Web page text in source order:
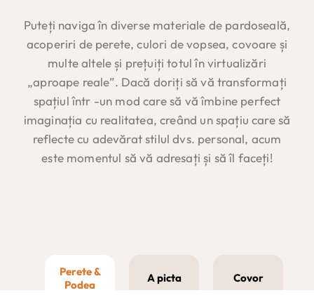
Puteți naviga în diverse materiale de pardoseală,
acoperiri de perete, culori de vopsea, covoare și
multe altele și prețuiți totul în virtualizări
„aproape reale”. Dacă doriți să vă transformați
spațiul într -un mod care să vă îmbine perfect
imaginația cu realitatea, creând un spațiu care să
reflecte cu adevărat stilul dvs. personal, acum
este momentul să vă adresați și să îl faceți!
Perete &
Podea
A picta Covor